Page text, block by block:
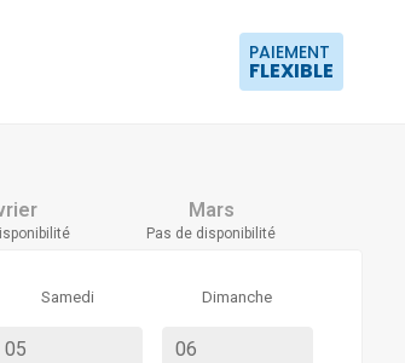
PAIEMENT
FLEXIBLE
Mars
Pas de disponibilité
Samedi Dimanche
05 06